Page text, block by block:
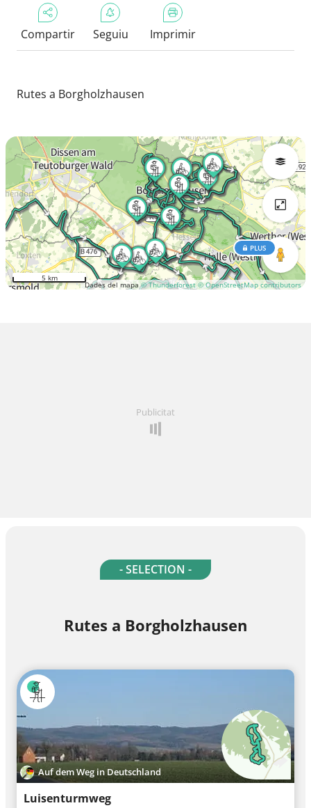
Compartir Seguiu Imprimir
Rutes a Borgholzhausen
Dades del mapa© Thunderforest © OpenStreetMap contributors
PLUS
5 km
Publicitat
- SELECTION -
Rutes a Borgholzhausen
Auf dem Weg in Deutschland
Luisenturmweg